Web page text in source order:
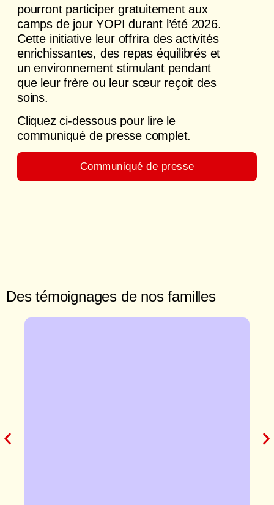
pourront participer gratuitement aux
camps de jour YOPI durant l’été 2026.
Cette initiative leur offrira des activités
enrichissantes, des repas équilibrés et
un environnement stimulant pendant
que leur frère ou leur sœur reçoit des
soins.
Cliquez ci-dessous pour lire le
communiqué de presse complet.
Communiqué de presse
Des témoignages de nos familles